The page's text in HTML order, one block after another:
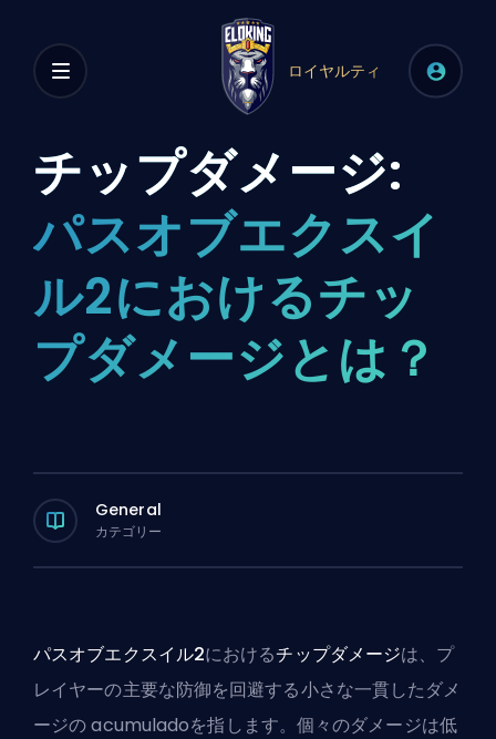
ロイヤルティ
チップダメージ:
パスオブエクスイ
ル2におけるチッ
プダメージとは？
General
カテゴリー
パスオブエクスイル2におけるチップダメージは、プ
レイヤーの主要な防御を回避する小さな一貫したダメ
ージの acumuladoを指します。個々のダメージは低